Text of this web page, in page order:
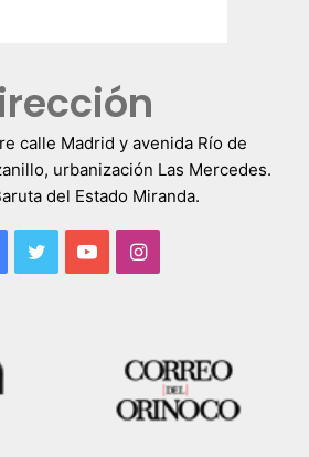
calle Madrid y avenida Río de
urbanización Las Mercedes.
del Estado Miranda.
TwitterYouTubeInstagram